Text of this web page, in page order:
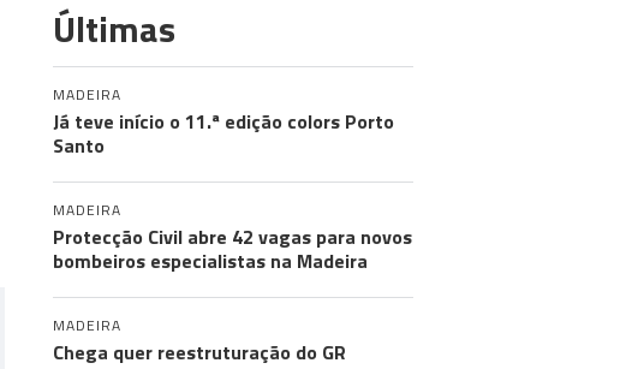
Últimas
MADEIRA
Já teve início o 11.ª edição colors Porto
Santo
MADEIRA
Protecção Civil abre 42 vagas para novos
bombeiros especialistas na Madeira
MADEIRA
Chega quer reestruturação do GR